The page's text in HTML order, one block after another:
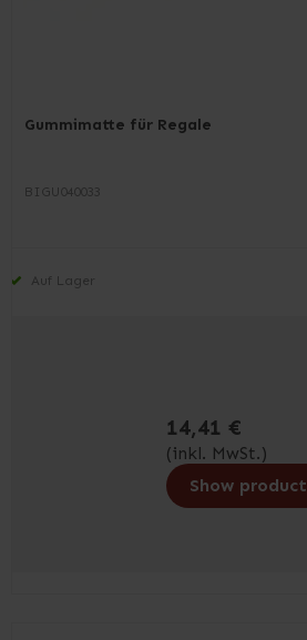
Gummimatte für Regale
BIGU040033
Auf Lager
14,41 €
(inkl. MwSt.)
Show product